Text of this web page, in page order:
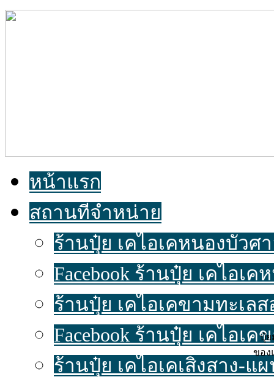
หน้าแรก
สถานที่จำหน่าย
ร้านปุ๋ย เคไอเคหนองบัวศ
Facebook ร้านปุ๋ย เคไอ
ร้านปุ๋ย เคไอเคขามทะเล
Facebook ร้านปุ๋ย เคไอเ
ร้านปุ๋ย เคไอเคเสิงสาง-แ
ปุ๋ย
ของ